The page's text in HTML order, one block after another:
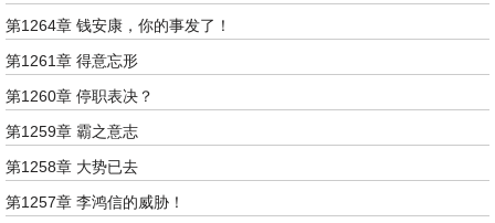
第1264章 钱安康，你的事发了！
第1261章 得意忘形
第1260章 停职表决？
第1259章 霸之意志
第1258章 大势已去
第1257章 李鸿信的威胁！